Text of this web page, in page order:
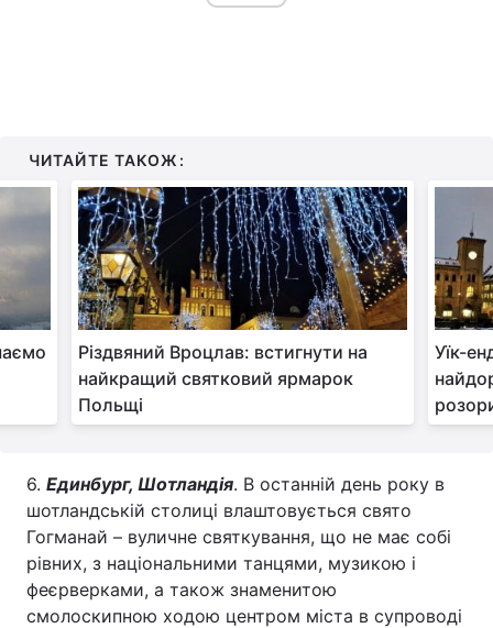
ЧИТАЙТЕ ТАКОЖ:
Різдвяний Вроцлав: встигнути на
найкращий святковий ярмарок
Польщі
Уїк-
6. Единбург, Шотландія. В останній день року в
шотландській столиці влаштовується свято
Гогманай – вуличне святкування, що не має собі
рівних, з національними танцями, музикою і
феєрверками, а також знаменитою
смолоскипною ходою центром міста в супроводі